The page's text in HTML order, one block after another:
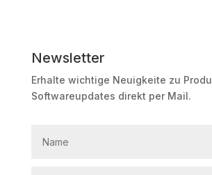
Newsletter
Erhalte wichtige Neuigkeite zu
Softwareupdates direkt per Mail.